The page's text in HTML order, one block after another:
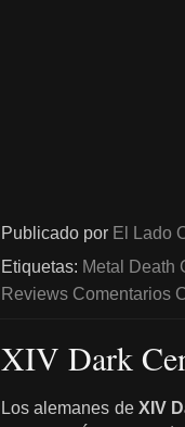
Publicado por El Lado
Etiquetas: Metal Death
Reviews Comentarios
XIV Dark
Los alemanes de XIV